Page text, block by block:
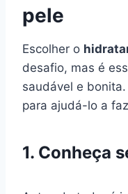
pele
Escolher o
desafio, mas é
saudável e
para ajudá-lo a
1. Conheça